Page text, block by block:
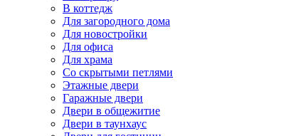
В коттедж
Для загородного дома
Для новостройки
Для офиса
Для храма
Со скрытыми петлями
Этажные двери
Гаражные двери
Двери в общежитие
Двери в таунхаус